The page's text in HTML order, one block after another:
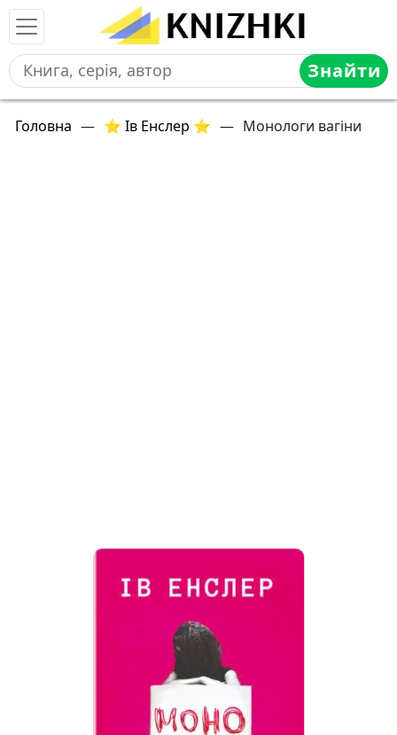
Знайти
Головна — ⭐ Ів Енслер ⭐ — Монологи вагіни